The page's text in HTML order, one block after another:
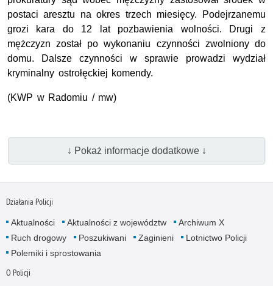
postaci aresztu na okres trzech miesięcy. Podejrzanemu
grozi kara do 12 lat pozbawienia wolności. Drugi z
mężczyzn został po wykonaniu czynności zwolniony do
domu. Dalsze czynności w sprawie prowadzi wydział
kryminalny ostrołęckiej komendy.
(KWP w Radomiu / mw)
↓ Pokaż informacje dodatkowe ↓
Działania Policji
Aktualności Aktualności z województw
Archiwum X
Ruch drogowy
Poszukiwani Zaginieni
Lotnictwo Policji
Polemiki i sprostowania
O Policji